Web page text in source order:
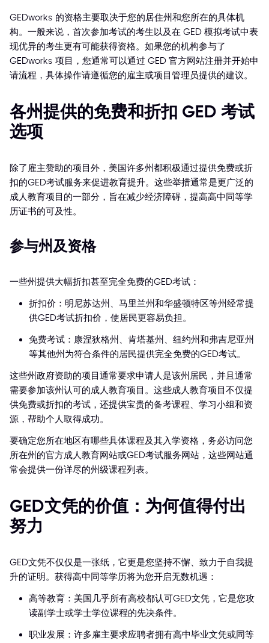
GEDworks 的资格主要取决于您的居住州和您所在的具体机
构。一般来说，首次参加考试的考生以及在 GED 模拟考试中表
现优异的考生更有可能获得资格。如果您的机构参与了
GEDworks 项目，您通常可以通过 GED 官方网站注册并开始申
请流程，具体操作请遵循您的雇主或项目管理员提供的建议。
各州提供的免费和折扣 GED 考试
选项
除了雇主赞助的项目外，美国许多州都积极通过提供免费或折
扣的GED考试服务来促进教育提升。这些举措通常是更广泛的
成人教育项目的一部分，旨在减少经济障碍，提高高中同等学
历证书的可及性。
参与州及资格
一些州提供大幅折扣甚至完全免费的GED考试：
折扣价：明尼苏达州、马里兰州和华盛顿特区等州经常提
供GED考试折扣价，使居民更容易负担。
免费考试：康涅狄格州、肯塔基州、纽约州和弗吉尼亚州
等其他州为符合条件的居民提供完全免费的GED考试。
这些州政府资助的项目通常要求申请人是该州居民，并且通常
需要参加该州认可的成人教育项目。这些成人教育项目不仅提
供免费或折扣的考试，还提供宝贵的备考课程、学习小组和资
源，帮助个人取得成功。
要确定您所在地区有哪些具体课程及其入学资格，务必访问您
所在州的官方成人教育网站或GED考试服务网站，这些网站通
常会提供一份详尽的州级课程列表。
GED文凭的价值：为何值得付出
努力
GED文凭不仅仅是一张纸，它更是您坚持不懈、致力于自我提
升的证明。获得高中同等学历将为您开启无数机遇：
高等教育：美国几乎所有高校都认可GED文凭，它是您攻
读副学士或学士学位课程的先决条件。
职业发展：许多雇主要求应聘者拥有高中毕业文凭或同等